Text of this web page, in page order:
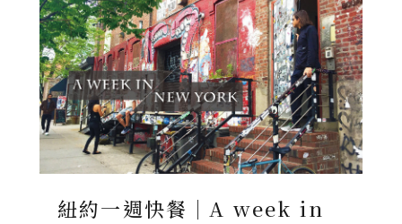
紐約一週快餐｜A week in